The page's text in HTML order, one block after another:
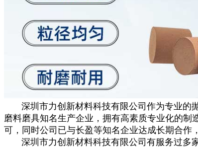
深圳市力创新材料科技有限公司作为专业的
磨料磨具知名生产企业，拥有高素质专业化的
可，同时公司已与长盈等知名企业达成长期合作
深圳市力创新材料科技有限公司有服务过多家